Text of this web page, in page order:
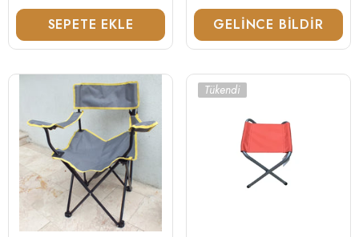
SEPETE EKLE
GELINCE BILDIR
Tükendi